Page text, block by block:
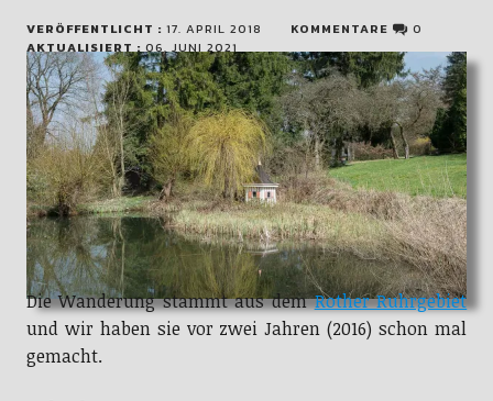
VERÖFFENTLICHT : 17. APRIL 2018 KOMMENTARE
0
AKTUALISIERT : 06. JUNI 2021
Die Wanderung stammt aus demRother Ruhrgebiet
und wir haben sie vor zwei Jahren (2016) schon mal
gemacht.